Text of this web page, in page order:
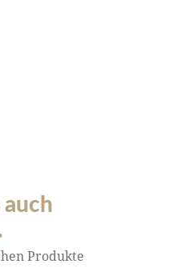
Produkte